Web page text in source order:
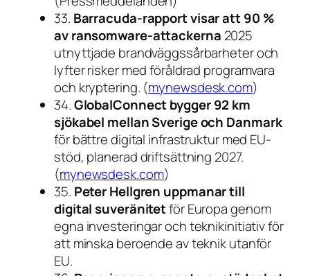
33. Barracuda-rapport visar att 90 %
av ransomware-attackerna 2025
utnyttjade brandväggssårbarheter och
lyfter risker med föråldrad programvara
och kryptering. (mynewsdesk.com)
34.GlobalConnect bygger 92 km
sjökabel mellan Sverige och Danmark
för bättre digital infrastruktur med EU-
stöd, planerad driftsättning 2027.
(mynewsdesk.com)
35. Peter Hellgren uppmanar till
digital suveränitetför Europa genom
egna investeringar och teknikinitiativ för
att minska beroende av teknik utanför
EU.